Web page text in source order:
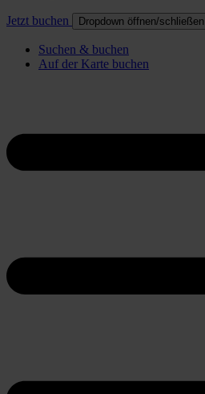
Jetzt buchen Dropdown öffnen/schließen
Suchen & buchen
Auf der Karte buchen